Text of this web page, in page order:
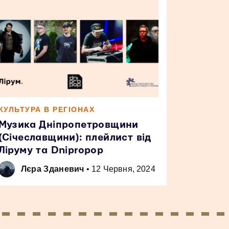
В РЕГІОНАХ
Дніпропетровщини
плейлист від
та Dnipropop
Лєра Зданевич • 12 Червня, 2024